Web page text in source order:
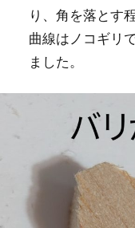
り、角を落とす
曲線はノコギリ
ました。